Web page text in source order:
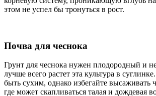
этом не успел бы тронуться в рост.
Почва для чеснока
Грунт для чеснока нужен плодородный и
лучше всего растет эта культура в
быть сухим, однако избегайте высаживать
где может скапливаться талая и дождевая